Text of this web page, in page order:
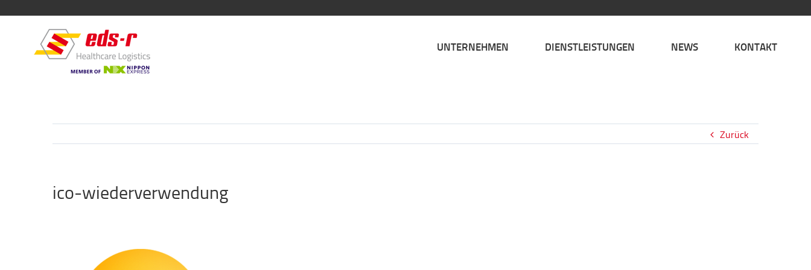
UNTERNEHMEN DIENSTLEISTUNGEN NEWS KONTAKT
Zurück
ico-wiederverwendung